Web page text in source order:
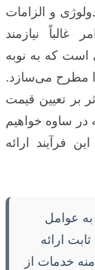
و الزامات
غالباً نیازمند
است که به نوبه
مطرح می‌سازد.
بر تعیین قیمت
در ساوه خواهیم
فرآیند ارائه
به عوامل
ارائه
خدمات از